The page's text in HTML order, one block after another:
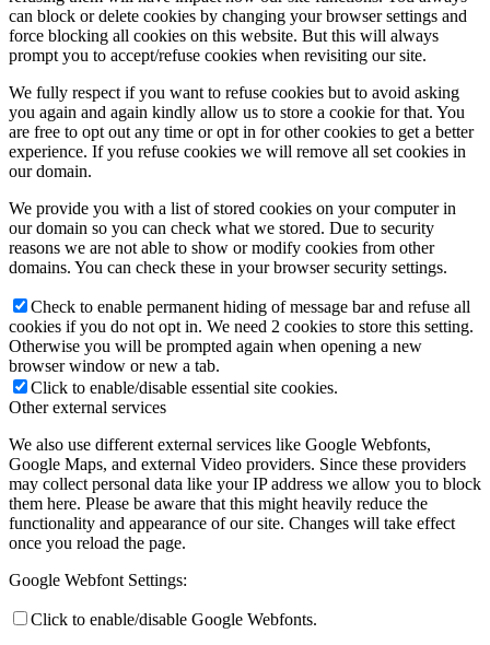
can block or delete cookies by changing your browser settings and
force blocking all cookies on this website. But this will always
prompt you to accept/refuse cookies when revisiting our site.
We fully respect if you want to refuse cookies but to avoid asking
you again and again kindly allow us to store a cookie for that. You
are free to opt out any time or opt in for other cookies to get a better
experience. If you refuse cookies we will remove all set cookies in
our domain.
We provide you with a list of stored cookies on your computer in
our domain so you can check what we stored. Due to security
reasons we are not able to show or modify cookies from other
domains. You can check these in your browser security settings.
Check to enable permanent hiding of message bar and refuse all
cookies if you do not opt in. We need 2 cookies to store this setting.
Otherwise you will be prompted again when opening a new
browser window or new a tab.
Click to enable/disable essential site cookies.
Other external services
We also use different external services like Google Webfonts,
Google Maps, and external Video providers. Since these providers
may collect personal data like your IP address we allow you to block
them here. Please be aware that this might heavily reduce the
functionality and appearance of our site. Changes will take effect
once you reload the page.
Google Webfont Settings:
Click to enable/disable Google Webfonts.